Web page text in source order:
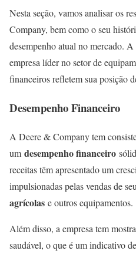
Nesta seção, vamos analisar os
Company, bem como o seu
desempenho atual no mercado.
empresa líder no setor de
financeiros refletem sua posição
Desempenho Financeiro
A Deere & Company tem
um desempenho financeiro
receitas têm apresentado um
impulsionadas pelas vendas de
agrícolas e outros equipamentos.
Além disso, a empresa tem
saudável, o que é um indicativo